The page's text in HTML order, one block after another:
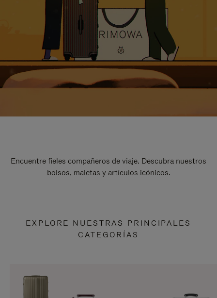
Encuentre fieles compañeros de viaje. Descubra nuestros
bolsos, maletas y artículos icónicos.
EXPLORE NUESTRAS PRINCIPALES
CATEGORÍAS